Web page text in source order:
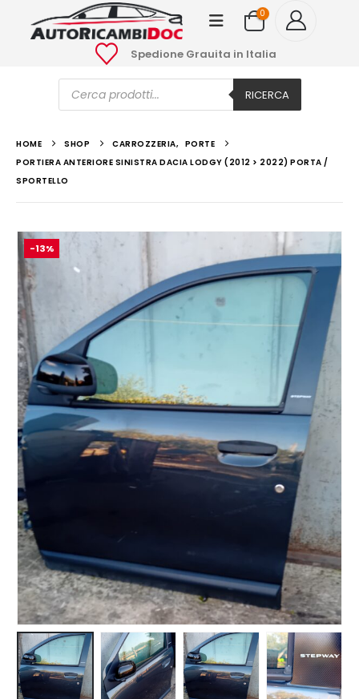
0
Spedione Grauita in Italia
Ricerca
prodotti RICERCA
HOME SHOP CARROZZERIA, PORTE
PORTIERA ANTERIORE SINISTRA DACIA LODGY (2012 > 2022) PORTA /
SPORTELLO
-13%